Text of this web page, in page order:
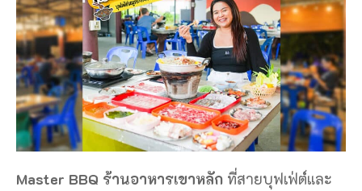
Master BBQ ร้านอาหารเขาหลัก ที่สายบุฟเฟ่ต์และ